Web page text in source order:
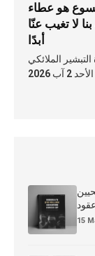
هو عطاء
لا تغيب عنّا
أبدًا
الملائكي
2 آب 2026
15